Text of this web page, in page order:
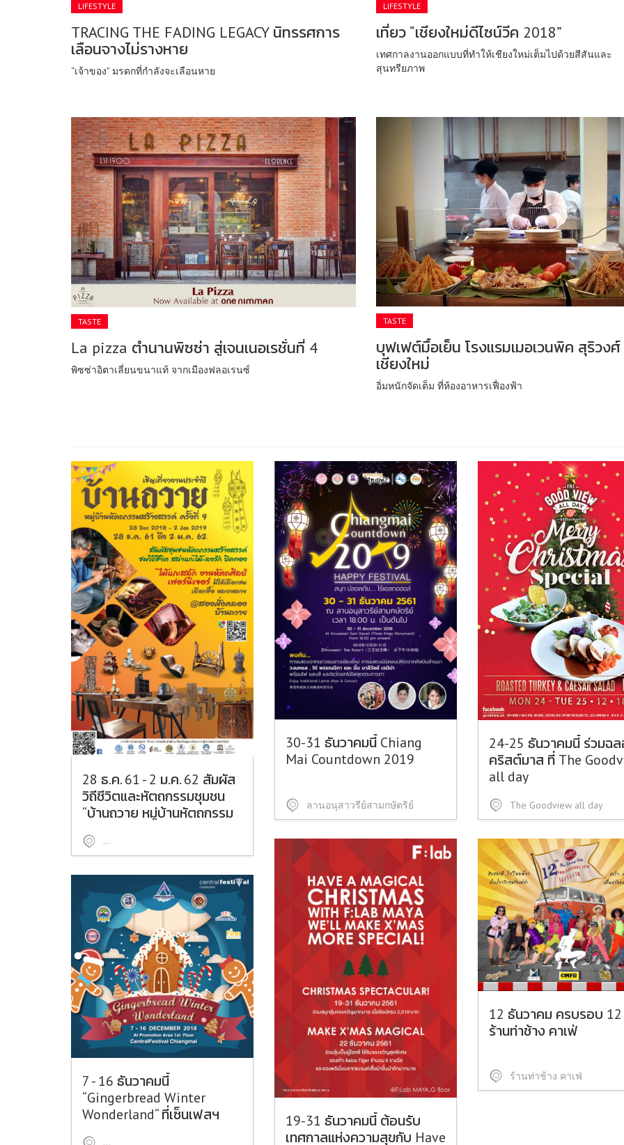
LIFESTYLE
TRACING THE FADING LEGACY นิทรรศการ
เลือนจางไม่รางหาย
“เจ้าของ” มรดกที่กำลังจะเลือนหาย
LIFESTYLE
เที่ยว “เชียงใหม่ดีไซน์วีค 2018”
เทศกาลงานออกแบบที่ทำให้เชียงใหม่เต็มไปด้วยสีสันและ
สุนทรียภาพ
TASTE
La pizza ตำนานพิซซ่า สู่เจนเนอเรชั่นที่ 4
พิซซ่าอิตาเลี่ยนขนาแท้ จากเมืองฟลอเรนซ์
TASTE
บุฟเฟต์มื้อเย็น โรงแรมเมอเวนพิค สุริวงศ์
เชียงใหม่
อิ่มหนักจัดเต็ม ที่ห้องอาหารเฟื่องฟ้า
28 ธ.ค. 61 - 2 ม.ค. 62 สัมผัส
วิถีชีวิตและหัตถกรรมชุมชน
“บ้านถวาย หมู่บ้านหัตถกรรม
หมู่บ้านถวาย อำเภอหางดง จังหวัดเชียงใหม่
30-31 ธันวาคมนี้ Chiang
Mai Countdown 2019
ลานอนุสาวรีย์สามกษัตริย์
24-25 ธันวาคมนี้ ร่วมฉ
คริสต์มาส ที่ The
all day
The Goodview all day
19-31 ธันวาคมนี้ ต้อนรับ
เทศกาลแห่งความสุขกับ Have
12 ธันวาคม ครบรอบ
ร้านท่าช้าง คาเฟ่
ร้านท่าช้าง คาเฟ่
7 - 16 ธันวาคมนี้
“Gingerbread Winter
Wonderland“ ที่เซ็นเฟสฯ